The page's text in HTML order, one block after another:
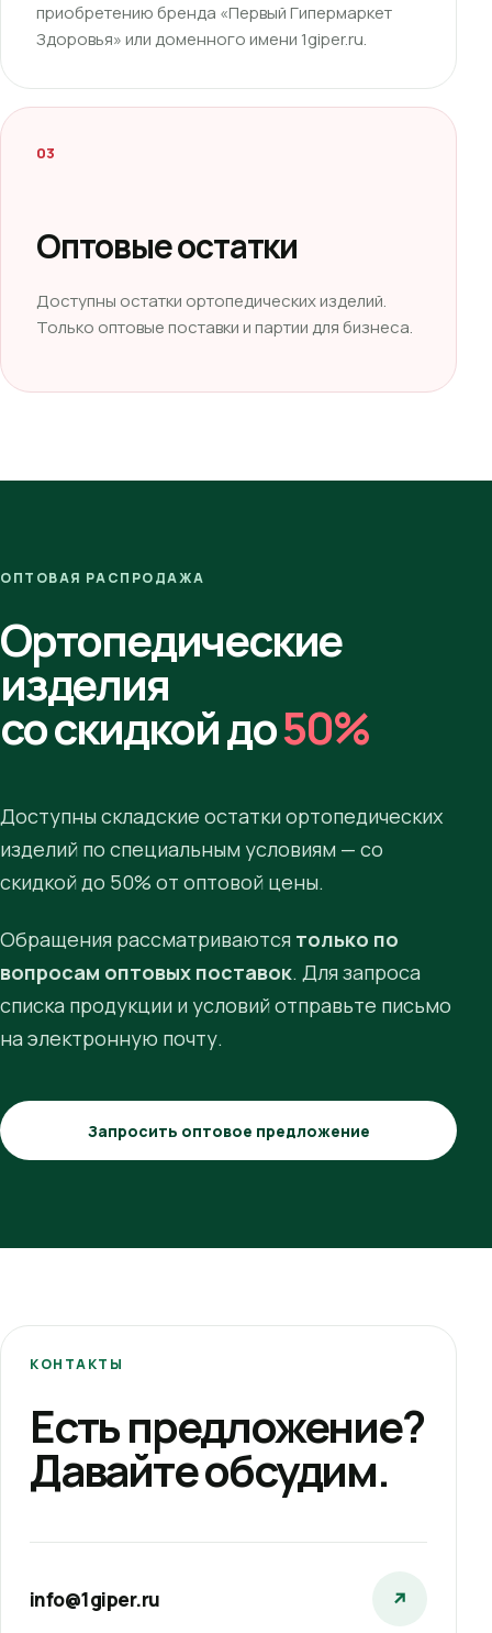
приобретению бренда «Первый Гипермаркет
Здоровья» или доменного имени 1giper.ru.
03
Оптовые остатки
Доступны остатки ортопедических изделий.
Только оптовые поставки и партии для бизнеса.
ОПТОВАЯ РАСПРОДАЖА
Ортопедические
изделия
со скидкой до50%
Доступны складские остатки ортопедических
изделий по специальным условиям — со
скидкой до 50% от оптовой цены.
Обращения рассматриваются только по
вопросам оптовых поставок. Для запроса
списка продукции и условий отправьте письмо
на электронную почту.
Запросить оптовое предложение
КОНТАКТЫ
Есть предложение?
Давайте обсудим.
info@1giper.ru ↗